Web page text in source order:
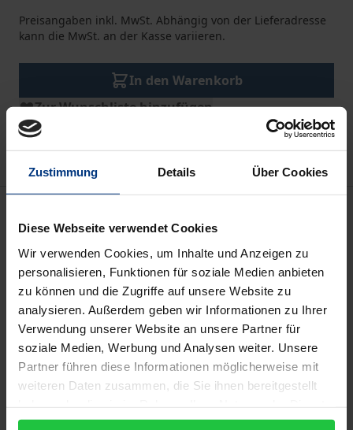
Zustimmung Details Über Cookies
Diese Webseite verwendet Cookies
Wir verwenden Cookies, um Inhalte und Anzeigen zu
personalisieren, Funktionen für soziale Medien anbieten
zu können und die Zugriffe auf unsere Website zu
analysieren. Außerdem geben wir Informationen zu Ihrer
Verwendung unserer Website an unsere Partner für
soziale Medien, Werbung und Analysen weiter. Unsere
Partner führen diese Informationen möglicherweise mit
weiteren Daten zusammen, die Sie ihnen bereitgestellt
gesammelt haben.
Preisangaben inkl. MwSt. Abhängig von der Lieferadresse
kann die MwSt. an der Kasse variieren.
In den Warenkorb
Zur Wunschliste hinzufügen
Hinweise zu Versandkosten
Dieses Werk bringt europäische Wissenschaft und
Verwaltung zusammen, um die digitale und
nachhaltige Transformation in der Europäischen
Union von der kleinsten Kommune bis zur EU-
Kommission zu erforschen. Die Artikel analysieren
aus politik-, rechts- und
wirtschaftswissenschaftlicher Sicht die komplexen